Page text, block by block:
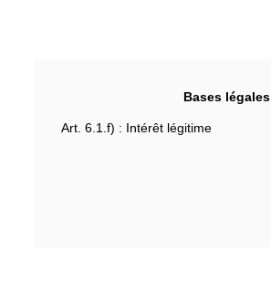
Bases légales
Art. 6.1.f) : Intérêt légitime